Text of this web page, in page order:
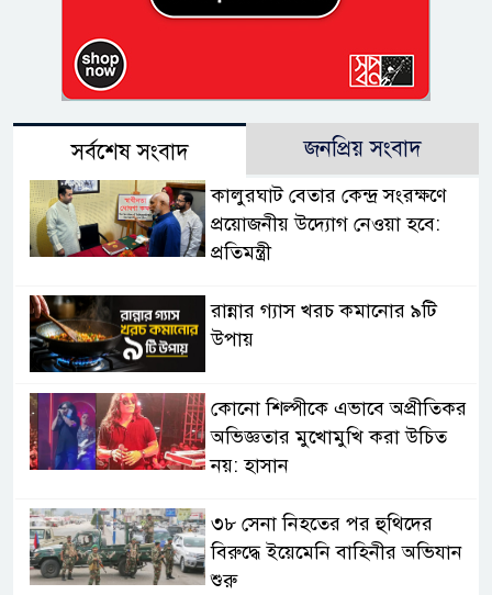
সর্বশেষ সংবাদ জনপ্রিয় সংবাদ
কালুরঘাট বেতার কেন্দ্র সংরক্ষণে
প্রয়োজনীয় উদ্যোগ নেওয়া হবে:
প্রতিমন্ত্রী
রান্নার গ্যাস খরচ কমানোর ৯টি
উপায়
কোনো শিল্পীকে এভাবে অপ্রীতিকর
অভিজ্ঞতার মুখোমুখি করা উচিত
নয়: হাসান
৩৮ সেনা নিহতের পর হুথিদের
বিরুদ্ধে ইয়েমেনি বাহিনীর অভিযান
শুরু